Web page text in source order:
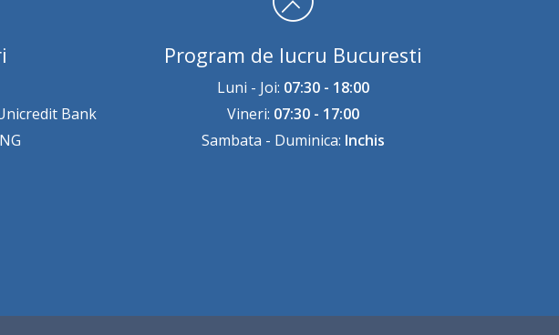
Bank
Program de lucru Bucuresti
Luni - Joi: 07:30 - 18:00
Vineri: 07:30 - 17:00
Sambata - Duminica: Inchis